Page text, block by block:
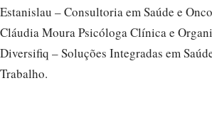
Estanislau – Consultoria em Saúde e
Cláudia Moura Psicóloga Clínica e
Diversifiq – Soluções Integradas em
Trabalho.